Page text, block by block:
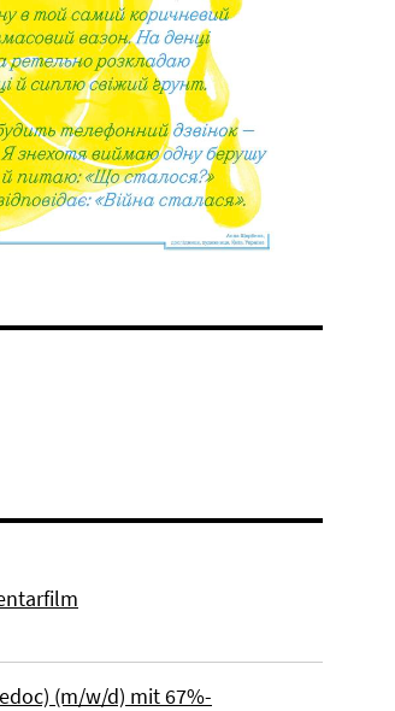
(m/w/d) mit 67%-